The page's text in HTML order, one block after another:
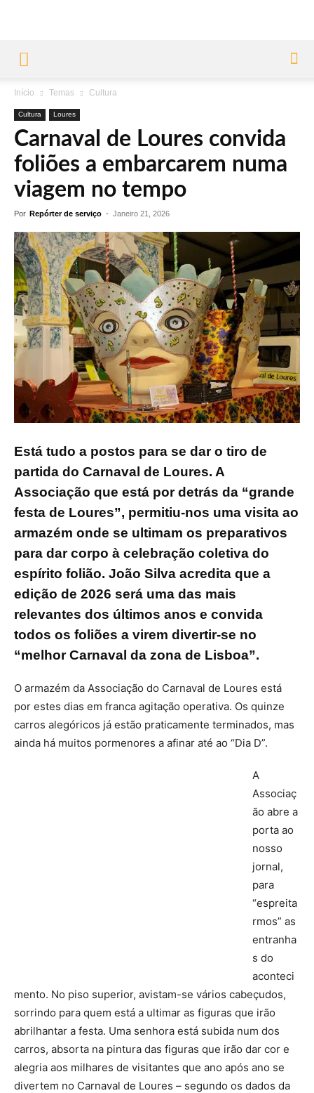
Início Temas Cultura
Cultura Loures
Carnaval de Loures convida
foliões a embarcarem numa
viagem no tempo
Por Repórter de serviço - Janeiro 21, 2026
Está tudo a postos para se dar o tiro de
partida do Carnaval de Loures. A
Associação que está por detrás da “grande
festa de Loures”, permitiu-nos uma visita ao
armazém onde se ultimam os preparativos
para dar corpo à celebração coletiva do
espírito folião. João Silva acredita que a
edição de 2026 será uma das mais
relevantes dos últimos anos e convida
todos os foliões a virem divertir-se no
“melhor Carnaval da zona de Lisboa”.
O armazém da Associação do Carnaval de Loures está
por estes dias em franca agitação operativa. Os quinze
carros alegóricos já estão praticamente terminados, mas
ainda há muitos pormenores a afinar até ao “Dia D”.
A
Associaç
ão abre a
porta ao
nosso
jornal,
para
“espreita
rmos” as
entranha
s do
aconteci
mento. No piso superior, avistam-se vários cabeçudos,
sorrindo para quem está a ultimar as figuras que irão
abrilhantar a festa. Uma senhora está subida num dos
carros, absorta na pintura das figuras que irão dar cor e
alegria aos milhares de visitantes que ano após ano se
divertem no Carnaval de Loures – segundo os dados da